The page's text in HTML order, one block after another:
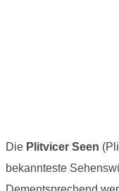
Die Plitvicer Seen
bekannteste